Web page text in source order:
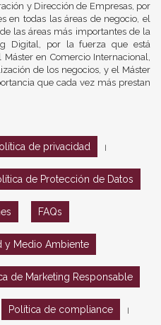
y Dirección de Empresas, por
en todas las áreas de negocio, el
las áreas más importantes de la
Digital, por la fuerza que está
en Comercio Internacional,
de los negocios, y el Máster
que cada vez más prestan
de privacidad
de Protección de Datos
FAQs
y Medio Ambiente
de Marketing Responsable
Política de compliance